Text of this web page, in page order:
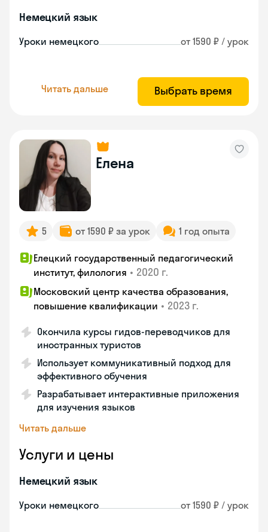
Немецкий язык
Уроки немецкого от 1590 ₽ / урок
Читать дальше Выбрать время
Елена
5 от 1590 ₽ за урок 1 год опыта
Елецкий государственный педагогический
институт, филология • 2020 г.
Московский центр качества образования,
повышение квалификации • 2023 г.
Окончила курсы гидов-переводчиков для
иностранных туристов
Использует коммуникативный подход для
эффективного обучения
Разрабатывает интерактивные приложения
для изучения языков
Читать дальше
Услуги и цены
Немецкий язык
Уроки немецкого от 1590 ₽ / урок